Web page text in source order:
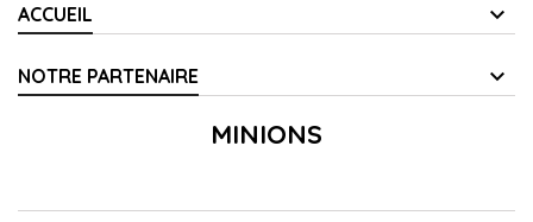
ACCUEIL
NOTRE PARTENAIRE
MINIONS